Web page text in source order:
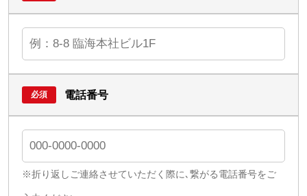
電話番号
※折り返しご連絡させていただく際に､繋がる電話番号をご